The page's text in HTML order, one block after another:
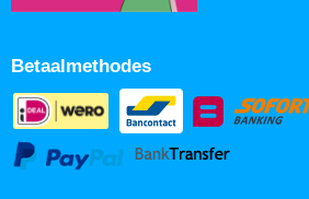
Betaalmethodes